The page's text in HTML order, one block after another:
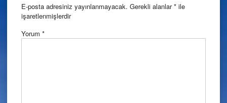
E-posta adresiniz yayınlanmayacak. Gerekli alanlar* ile
işaretlenmişlerdir
Yorum *